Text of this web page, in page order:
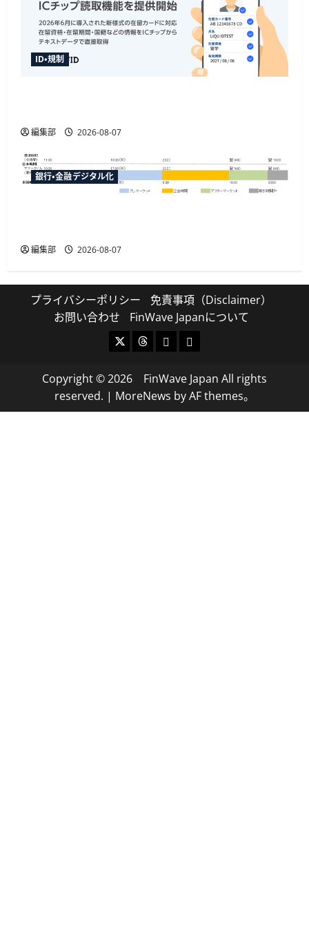
ID・規制
編集部 2026-08-07
銀行・金融デジタル化
編集部 2026-08-07
プライバシーポリシー
免責事項（Disclaimer）
お問い合わせ
FinWave Japanについて
X ThreadsBlueskyMastodon
Copyright © 2026 FinWave Japan All rights
reserved. | MoreNews by AF themes。